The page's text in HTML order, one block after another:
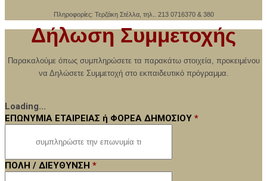
Πληροφορίες: Τερζάκη Στέλλα, τηλ.. 213 0716370 & 380
Δήλωση Συμμετοχής
Παρακαλούμε όπως συμπληρώσετε τα παρακάτω στοιχεία, προκειμένου
να Δηλώσετε Συμμετοχή στο εκπαιδευτικό πρόγραμμα.
Loading...
ΕΠΩΝΥΜΙΑ ΕΤΑΙΡΕΙΑΣ ή ΦΟΡΕΑ ΔΗΜΟΣΙΟΥ *
ΠΟΛΗ / ΔΙΕΥΘΥΝΣΗ *